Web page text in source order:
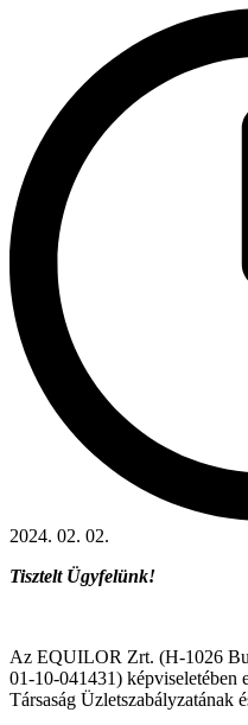
2024. 02. 02.
Tisztelt Ügyfelünk!
Az EQUILOR Zrt. (H-1026
01-10-041431) képviseletében
Társaság Üzletszabályzatának